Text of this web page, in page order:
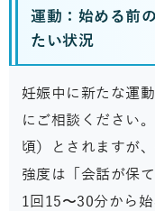
運動：始める前
たい状況
妊娠中に新たな運
にご相談ください
頃）とされますが
強度は「会話が保
1回15〜30分から